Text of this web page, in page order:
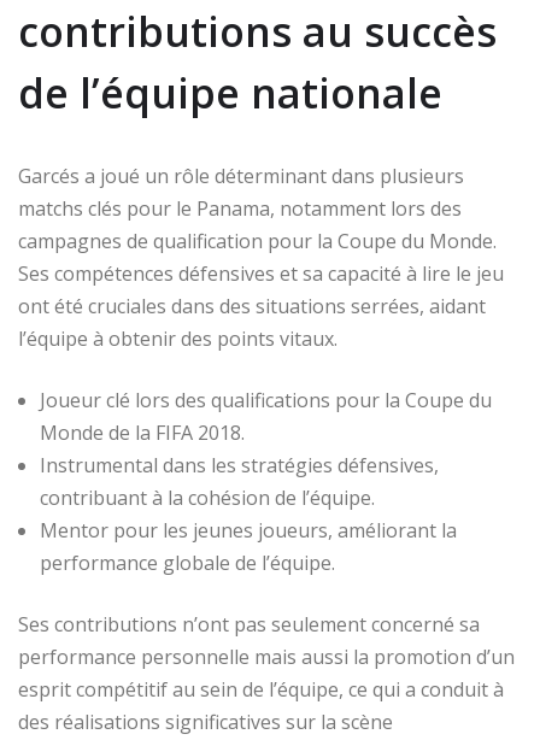
contributions au succès
de l’équipe nationale
Garcés a joué un rôle déterminant dans plusieurs
matchs clés pour le Panama, notamment lors des
campagnes de qualification pour la Coupe du Monde.
Ses compétences défensives et sa capacité à lire le jeu
ont été cruciales dans des situations serrées, aidant
l’équipe à obtenir des points vitaux.
Joueur clé lors des qualifications pour la Coupe du
Monde de la FIFA 2018.
Instrumental dans les stratégies défensives,
contribuant à la cohésion de l’équipe.
Mentor pour les jeunes joueurs, améliorant la
performance globale de l’équipe.
Ses contributions n’ont pas seulement concerné sa
performance personnelle mais aussi la promotion d’un
esprit compétitif au sein de l’équipe, ce qui a conduit à
des réalisations significatives sur la scène